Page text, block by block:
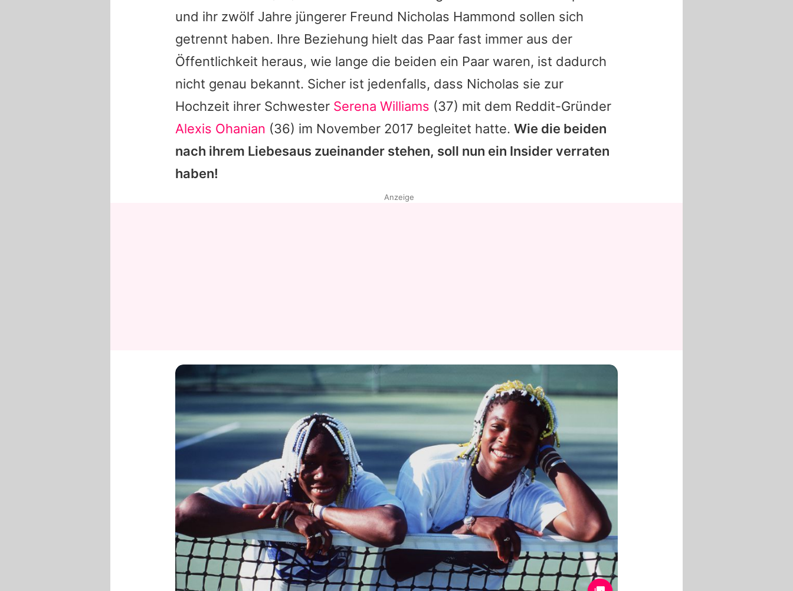
und ihr zwölf Jahre jüngerer Freund Nicholas Hammond sollen sich
getrennt haben. Ihre Beziehung hielt das Paar fast immer aus der
Öffentlichkeit heraus, wie lange die beiden ein Paar waren, ist dadurch
nicht genau bekannt. Sicher ist jedenfalls, dass Nicholas sie zur
Hochzeit ihrer Schwester Serena Williams (37) mit dem Reddit-Gründer
Alexis Ohanian (36) im November 2017 begleitet hatte. Wie die beiden
nach ihrem Liebesaus zueinander stehen, soll nun ein Insider verraten
haben!
Anzeige